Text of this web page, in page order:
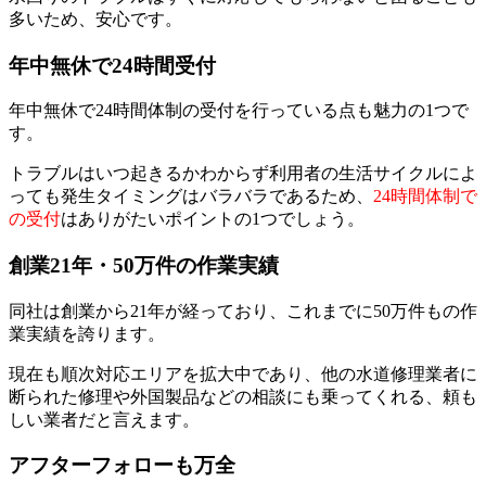
多いため、安心です。
年中無休で24時間受付
年中無休で24時間体制の受付を行っている点も魅力の1つで
す。
トラブルはいつ起きるかわからず利用者の生活サイクルによ
っても発生タイミングはバラバラであるため、 24時間体制で
の受付はありがたいポイントの1つでしょう。
創業21年・50万件の作業実績
同社は創業から21年が経っており、これまでに50万件もの作
業実績を誇ります。
現在も順次対応エリアを拡大中であり、他の水道修理業者に
断られた修理や外国製品などの相談にも乗ってくれる、頼も
しい業者だと言えます。
アフターフォローも万全